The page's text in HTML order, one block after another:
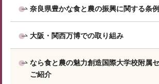
奈良県豊かな食と農の振興に関する条例
大阪・関西万博での取り組み
なら食と農の魅力創造国際大学校附属
ご紹介